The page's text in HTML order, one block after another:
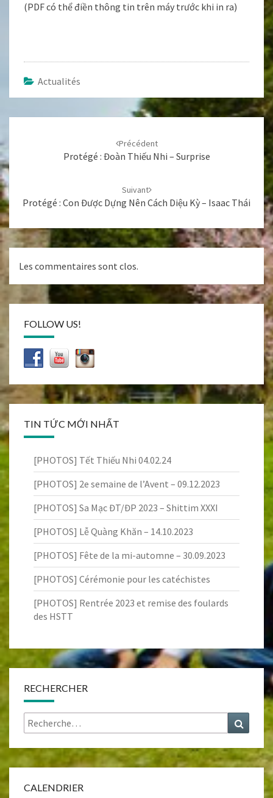
(PDF có thể điền thông tin trên máy trước khi in ra)
Actualités
Précédent
Protégé : Đoàn Thiếu Nhi – Surprise
Suivant
Protégé : Con Được Dựng Nên Cách Diệu Kỳ – Isaac Thái
Les commentaires sont clos.
FOLLOW US!
TIN TỨC MỚI NHẤT
[PHOTOS] Tết Thiếu Nhi 04.02.24
[PHOTOS] 2e semaine de l’Avent – 09.12.2023
[PHOTOS] Sa Mạc ĐT/ĐP 2023 – Shittim XXXI
[PHOTOS] Lễ Quàng Khăn – 14.10.2023
[PHOTOS] Fête de la mi-automne – 30.09.2023
[PHOTOS] Cérémonie pour les catéchistes
[PHOTOS] Rentrée 2023 et remise des foulards
des HSTT
RECHERCHER
Rechercher :
CALENDRIER